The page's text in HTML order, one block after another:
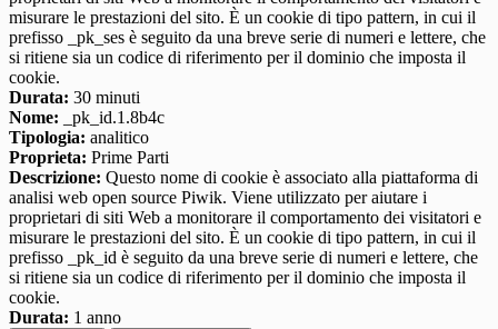
misurare le prestazioni del sito. È un cookie di tipo pattern, in cui il
prefisso _pk_ses è seguito da una breve serie di numeri e lettere, che
si ritiene sia un codice di riferimento per il dominio che imposta il
cookie.
Durata: 30 minuti
Nome: _pk_id.1.8b4c
Tipologia: analitico
Proprieta: Prime Parti
Descrizione: Questo nome di cookie è associato alla piattaforma di
analisi web open source Piwik. Viene utilizzato per aiutare i
proprietari di siti Web a monitorare il comportamento dei visitatori e
misurare le prestazioni del sito. È un cookie di tipo pattern, in cui il
prefisso _pk_id è seguito da una breve serie di numeri e lettere, che
si ritiene sia un codice di riferimento per il dominio che imposta il
cookie.
Durata: 1 anno